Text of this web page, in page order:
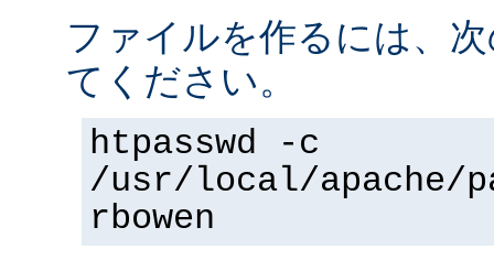
ファイルを作るには、
てください。
htpasswd -c
/usr/local/apache/
rbowen